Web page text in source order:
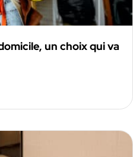
un choix qui va